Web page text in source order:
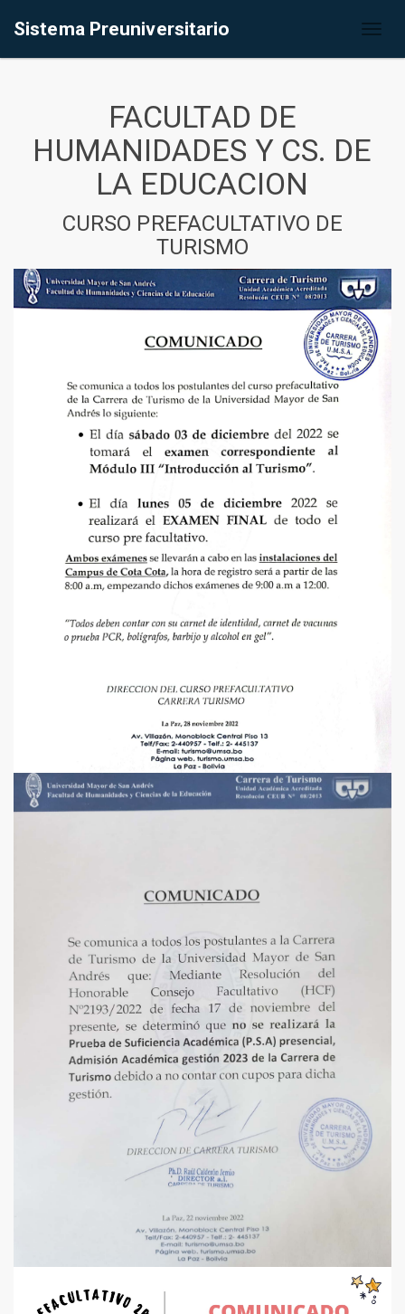
Sistema Preuniversitario
FACULTAD DE
HUMANIDADES Y CS. DE
LA EDUCACION
CURSO PREFACULTATIVO DE
TURISMO